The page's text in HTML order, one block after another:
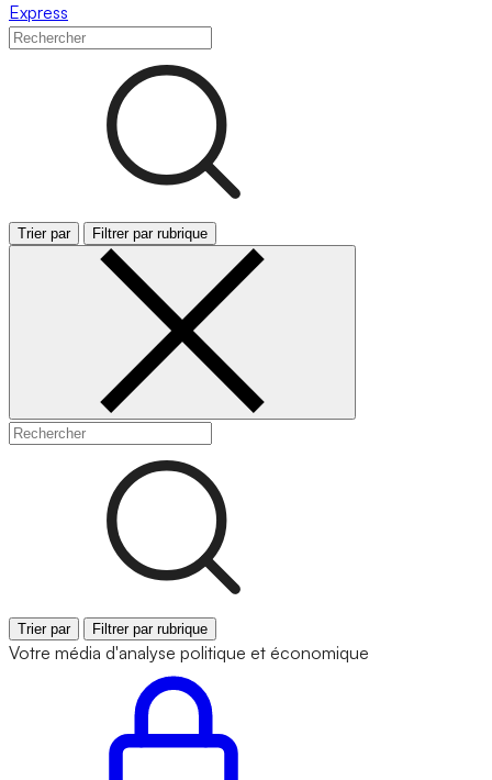
Express
Trier par Filtrer par rubrique
Trier par Filtrer par rubrique
Votre média d'analyse politique et économique